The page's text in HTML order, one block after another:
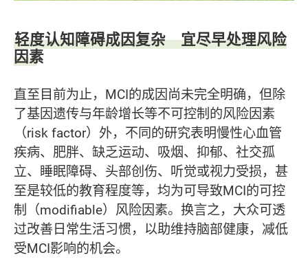
轻度认知障碍成因复杂 宜尽早处理风险
因素
直至目前为止，MCI的成因尚未完全明确，但除
了基因遗传与年龄增长等不可控制的风险因素
（risk factor）外，不同的研究表明慢性心血管
疾病、肥胖、缺乏运动、吸烟、抑郁、社交孤
立、睡眠障碍、头部创伤、听觉或视力受损，甚
至是较低的教育程度等，均为可导致MCI的可控
制（modifiable）风险因素。换言之，大众可透
过改善日常生活习惯，以助维持脑部健康，减低
受MCI影响的机会。